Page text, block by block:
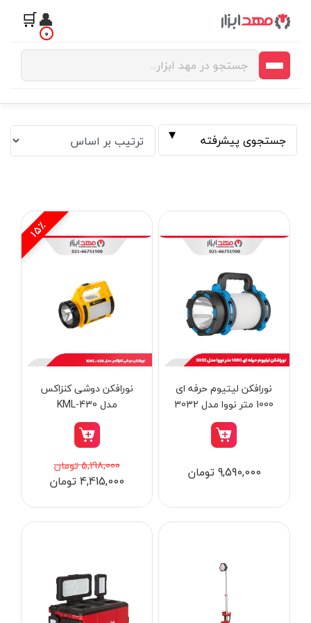
👤
🛒 0
جستجوی پیشرفته
تومان تومان
ابزار جوش و برش
ابزار اندازه گیری دقیق و لیزری
ابزار نجاری
ابزار بادی
نورافکن لیتیوم حرفه ای
1000 متر نووا مدل 3032
9,590,000 تومان
15٪
نورافکن دوشی کنزاکس
مدل KML-430
5,198,000 تومان
4,415,000 تومان